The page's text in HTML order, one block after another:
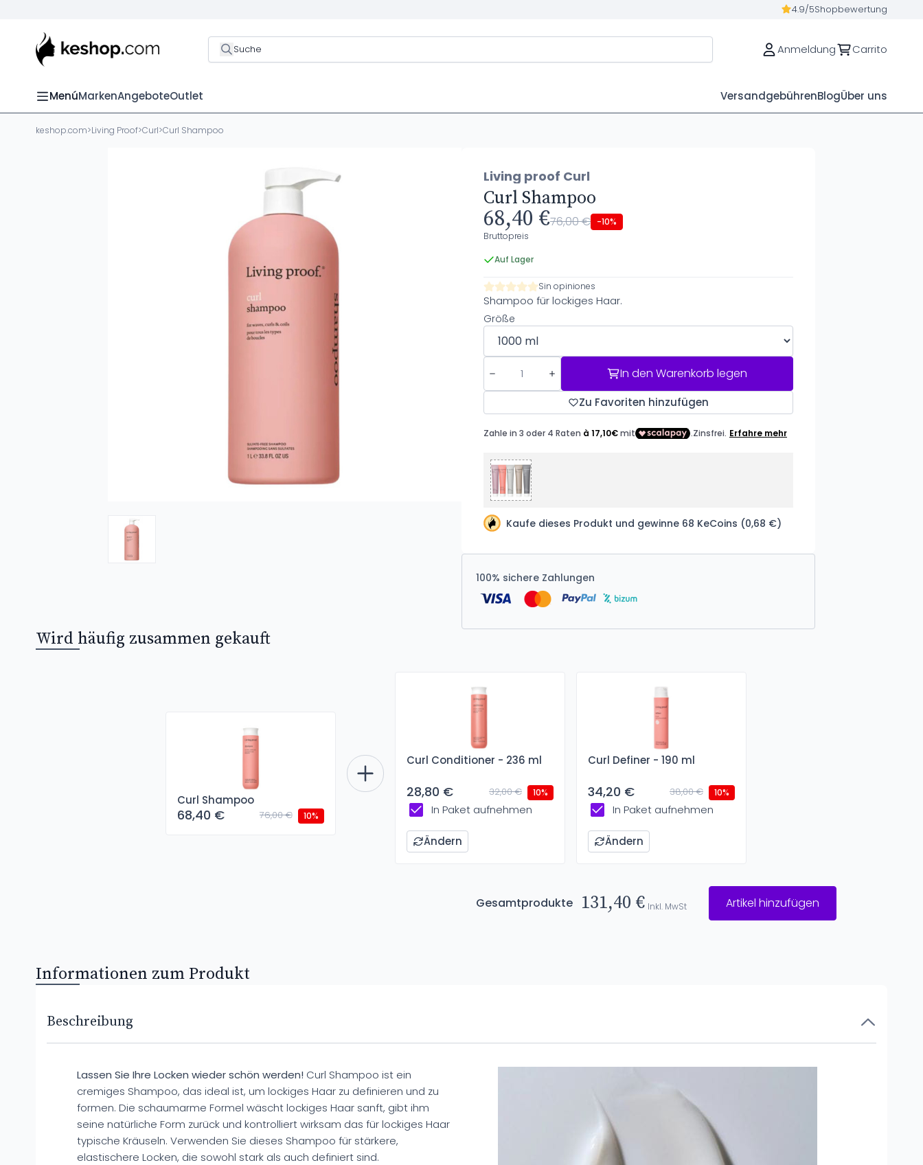
4.9/5Shopbewertung
Suche Anmeldung Carrito
MenúMarkenAngeboteOutlet VersandgebührenBlogÜber uns
keshop.com>Living Proof>Curl>Curl Shampoo
Living proof Curl
Curl Shampoo
68,40 €76,00 € -10%
Bruttopreis
Auf Lager
Sin opiniones
Shampoo für lockiges Haar.
Größe
In den Warenkorb legen
Zu Favoriten hinzufügen
Kaufe dieses Produkt und gewinne 68 KeCoins (0,68 €)
100% sichere Zahlungen
Wird häufig zusammen gekauft
Curl Shampoo
68,40 € 76,00 € 10%
Curl Conditioner - 236 ml
28,80 € 32,00 € 10%
In Paket aufnehmen
Ändern
Curl Definer - 190 ml
34,20 € 38,00 € 10%
In Paket aufnehmen
Ändern
Gesamtprodukte 131,40 € Inkl. MwSt Artikel hinzufügen
Informationen zum Produkt
Beschreibung
Lassen Sie Ihre Locken wieder schön werden! Curl Shampoo ist ein
cremiges Shampoo, das ideal ist, um lockiges Haar zu definieren und zu
formen. Die schaumarme Formel wäscht lockiges Haar sanft, gibt ihm
seine natürliche Form zurück und kontrolliert wirksam das für lockiges Haar
typische Kräuseln. Verwenden Sie dieses Shampoo für stärkere,
elastischere Locken, die sowohl stark als auch definiert sind.